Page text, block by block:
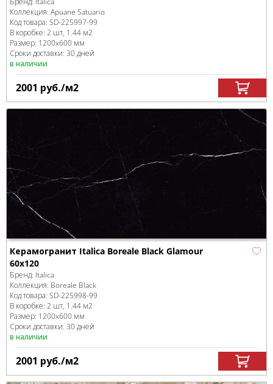
Коллекция: Apuane Satuario
Код товара: SD-225997-99
В коробке: 2 шт, 1.44 м2
Размер: 1200x600 мм
Сроки доставки: 30 дней
в наличии
2001 руб./м2
Керамогранит Italica Boreale Black Glamour
60х120
Бренд: Italica
Коллекция: Boreale Black
Код товара: SD-225998-99
В коробке: 2 шт, 1.44 м2
Размер: 1200x600 мм
Сроки доставки: 30 дней
в наличии
2001 руб./м2